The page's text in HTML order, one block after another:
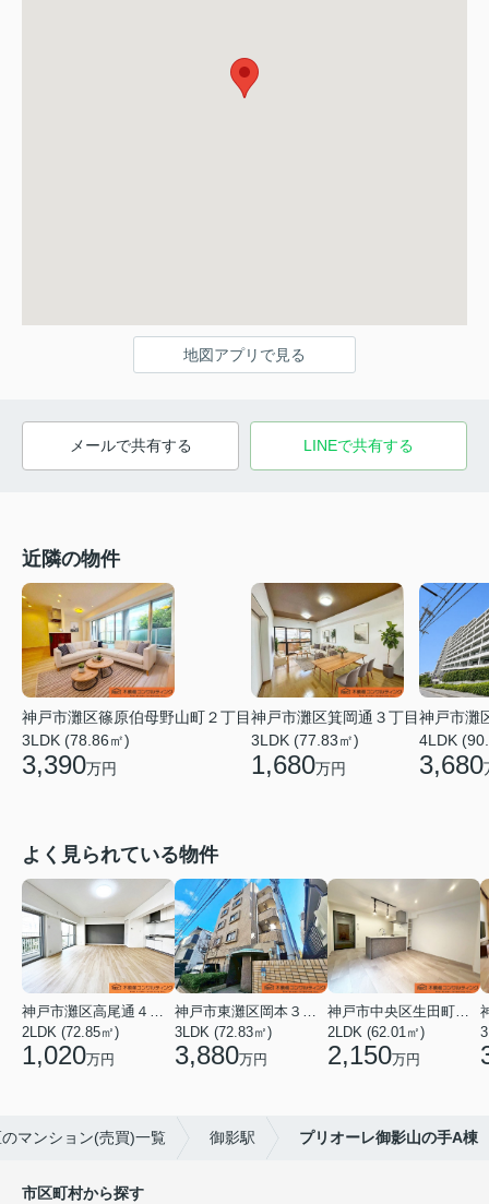
地図アプリで見る
メールで共有する LINEで共有する
近隣の物件
神戸市灘区篠原伯母野山町２丁目
3LDK (78.86㎡)
3,390万円
神戸市灘区箕岡通３丁目
3LDK (77.83㎡)
1,680万円
神戸市灘
4LDK
3,680
よく見られている物件
神戸市灘区高尾通４丁目
2LDK (72.85㎡)
1,020万円
神戸市東灘区岡本３丁目
3LDK (72.83㎡)
3,880万円
神戸市中央区生田町１丁目
2LDK (62.01㎡)
2,150万円
マンション(売買)一覧 御影駅 プリオーレ御影山の手A棟
市区町村から探す